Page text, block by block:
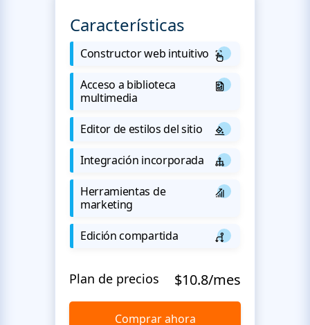
Características
Constructor web intuitivo
Acceso a biblioteca
multimedia
Editor de estilos del sitio
Integración incorporada
Herramientas de
marketing
Edición compartida
Plan de precios $10.8/mes
Comprar ahora